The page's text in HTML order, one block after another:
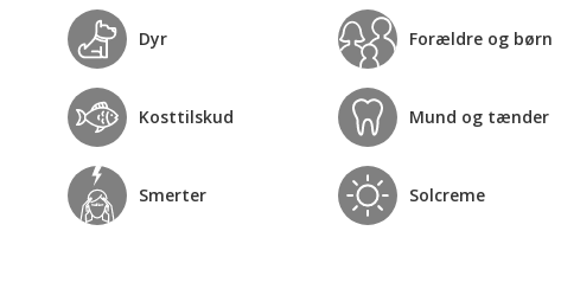
Dyr Forældre og børn
Kosttilskud Mund og tænder
Smerter Solcreme